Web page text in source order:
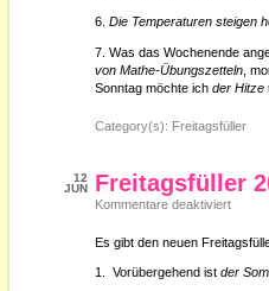
6. Die Temperaturen steigen
7. Was das Wochenende
von Mathe-Übungszetteln ,
Sonntag möchte ich der Hitze
Category(s): Freitagsfüller
12
JUN
Freitagsfüller
Kommentare deaktiviertfür
06-
Es gibt den neuen
1. Vorübergehend ist der